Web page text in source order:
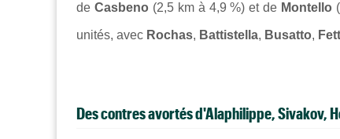
de Casbeno (2,5 km à 4,9 %) et de Montello
unités, avec Rochas, Battistella, Busatto,
Des contres avortés d'Alaphilippe, Sivakov,